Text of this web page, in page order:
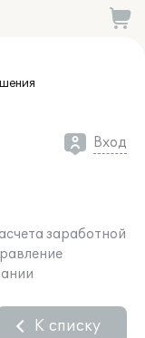
Вход
заработной
К списку